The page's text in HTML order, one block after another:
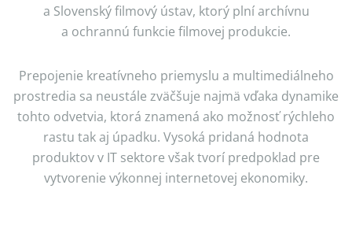
a Slovenský filmový ústav, ktorý plní archívnu
a ochrannú funkcie filmovej produkcie.
Prepojenie kreatívneho priemyslu a multimediálneho
prostredia sa neustále zväčšuje najmä vďaka dynamike
tohto odvetvia, ktorá znamená ako možnosť rýchleho
rastu tak aj úpadku. Vysoká pridaná hodnota
produktov v IT sektore však tvorí predpoklad pre
vytvorenie výkonnej internetovej ekonomiky.